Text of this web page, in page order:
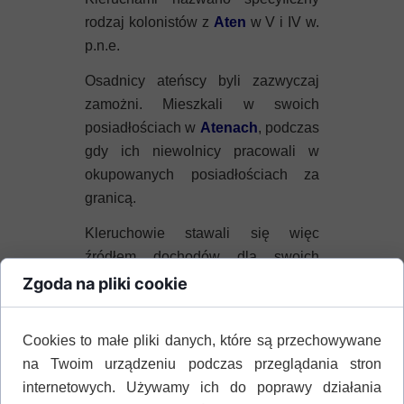
rodzaj kolonistów z Aten w V i IV w.
p.n.e.
Osadnicy ateńscy byli zazwyczaj
zamożni. Mieszkali w swoich
posiadłościach w Atenach, podczas
gdy ich niewolnicy pracowali w
okupowanych posiadłościach za
granicą.
Kleruchowie stawali się więc
źródłem dochodów dla swoich
właścicieli.
w ten sposób była Salamina.
Pod koniec VI w. p.n.e.Evia
sromotnie przegrała wojnę z
Zgoda na pliki cookie
Cookies to małe pliki danych, które są przechowywane
na Twoim urządzeniu podczas przeglądania stron
internetowych. Używamy ich do poprawy działania